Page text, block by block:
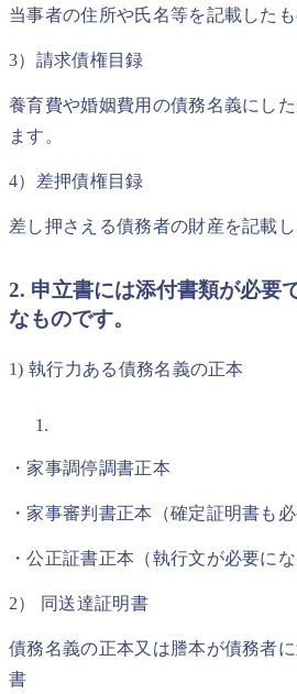
当事者の住所や氏名等を記載したも
3）請求債権目録
養育費や婚姻費用の債務名義にし
ます。
4）差押債権目録
差し押さえる債務者の財産を記載し
2. 申立書には添付書類が必要
なものです。
1) 執行力ある債務名義の正本
・家事調停調書正本
・家事審判書正本（確定証明書も必
・公正証書正本（執行文が必要にな
2） 同送達証明書
債務名義の正本又は謄本が債務者
書